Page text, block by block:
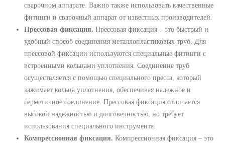
сварочном аппарате. Важно также использовать качественные
фитинги и сварочный аппарат от известных производителей.
Прессовая фиксация. Прессовая фиксация – это быстрый и
удобный способ соединения металлопластиковых труб. Для
прессовой фиксации используются специальные фитинги с
встроенными кольцами уплотнения. Соединение труб
осуществляется с помощью специального пресса, который
зажимает кольца уплотнения, обеспечивая надежное и
герметичное соединение. Прессовая фиксация отличается
высокой надежностью и долговечностью, но требует
использования специального инструмента.
Компрессионная фиксация. Компрессионная фиксация – это